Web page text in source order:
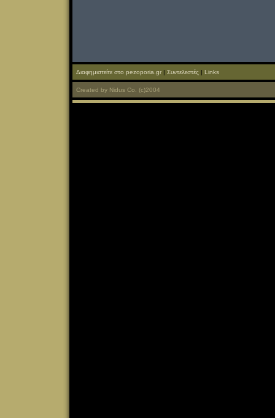
Διαφημιστείτε στο pezoporia.gr | Συντελεστές | Links
Created by Nidus Co. (c)2004